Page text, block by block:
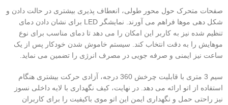
صفحات متحرک حول محور طولی، انعطاف پذیری بیشتری در حالت دادن و
شکل دهی موها فراهم می آورند. نمایشگر LED برای نشان دادن دمای
تنظیم شده نیز به کاربر این امکان را می دهد تا دمای مناسب برای نوع
موهایش را به دقت انتخاب کند. سیستم خاموش شدن خودکار پس از یک
ساعت نیز ایمنی و صرفه جویی در مصرف انرژی را تضمین می نماید.
سیم 3 متری با قابلیت چرخش 360 درجه، آزادی حرکت بیشتری هنگام
استفاده از اتو ارائه می دهد. در نهایت، کیف نگهداری با لایه داخلی نسوز
نیز راحتی حمل و نگهداری ایمن این اتو موی باکیفیت را برای کاربران